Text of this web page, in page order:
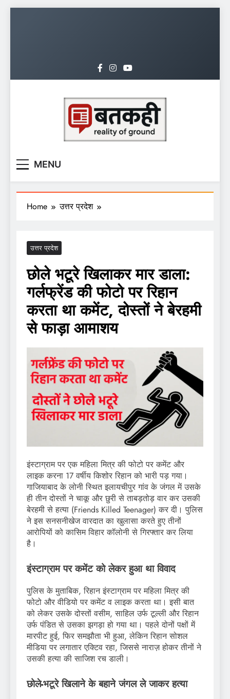
MENU
Home उत्तर प्रदेश
उत्तर प्रदेश
छोले भटूरे खिलाकर मार डाला:
गर्लफ्रेंड की फोटो पर रिहान
करता था कमेंट, दोस्तों ने बेरहमी
से फाड़ा आमाशय
इंस्टाग्राम पर एक महिला मित्र की फोटो पर कमेंट और
लाइक करना 17 वर्षीय किशोर रिहान को भारी पड़ गया।
गाजियाबाद के लोनी स्थित इलायचीपुर गांव के जंगल में उसके
ही तीन दोस्तों ने चाकू और छुरी से ताबड़तोड़ वार कर उसकी
बेरहमी से हत्या (Friends Killed Teenager) कर दी। पुलिस
ने इस सनसनीखेज वारदात का खुलासा करते हुए तीनों
आरोपियों को कासिम विहार कॉलोनी से गिरफ्तार कर लिया
है।
इंस्टाग्राम पर कमेंट को लेकर हुआ था विवाद
पुलिस के मुताबिक, रिहान इंस्टाग्राम पर महिला मित्र की
फोटो और वीडियो पर कमेंट व लाइक करता था। इसी बात
को लेकर उसके दोस्तों वसीम, साहिल उर्फ टूल्ली और रिहान
उर्फ पंडित से उसका झगड़ा हो गया था। पहले दोनों पक्षों में
मारपीट हुई, फिर समझौता भी हुआ, लेकिन रिहान सोशल
मीडिया पर लगातार एक्टिव रहा, जिससे नाराज़ होकर तीनों ने
उसकी हत्या की साजिश रच डाली।
छोले-भटूरे खिलाने के बहाने जंगल ले जाकर हत्या